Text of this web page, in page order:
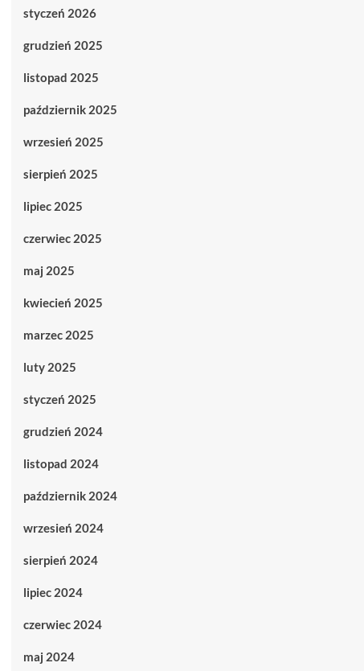
styczeń 2026
grudzień 2025
listopad 2025
październik 2025
wrzesień 2025
sierpień 2025
lipiec 2025
czerwiec 2025
maj 2025
kwiecień 2025
marzec 2025
luty 2025
styczeń 2025
grudzień 2024
listopad 2024
październik 2024
wrzesień 2024
sierpień 2024
lipiec 2024
czerwiec 2024
maj 2024